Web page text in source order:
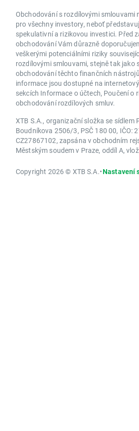
Obchodování s rozdílovými smlouvami
pro všechny investory, neboť
spekulativní a rizikovou investici. Před
obchodování Vám důrazně
veškerými potenciálními riziky
rozdílovými smlouvami, stejně tak jako
obchodování těchto finančních
informace jsou dostupné na
sekcích Informace o účtech, Poučení o
obchodování rozdílových smluv.
XTB S.A., organizační složka se sídlem
Boudníkova 2506/3, PSČ 180 00, IČO:
CZ27867102, zapsána v obchodním
Městským soudem v Praze, oddíl A,
Copyright 2026 © XTB S.A.•Nastavení